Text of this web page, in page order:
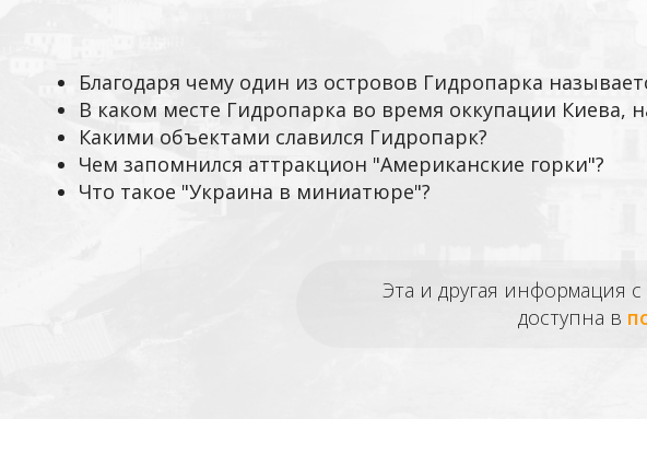
Благодаря чему один из островов Гидропарка
В каком месте Гидропарка во время оккупации Киева,
Какими объектами славился Гидропарк?
Чем запомнился аттракцион "Американские горки"?
Что такое "Украина в миниатюре"?
Эта и другая информация
доступна в